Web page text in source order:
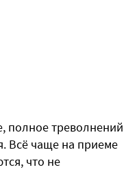
полное треволнений
Всё чаще на приеме
что не